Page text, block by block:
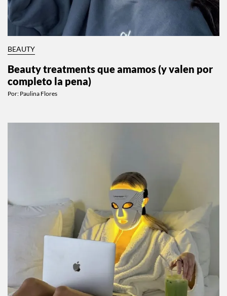
BEAUTY
Beauty treatments que amamos (y valen por
completo la pena)
Por: Paulina Flores